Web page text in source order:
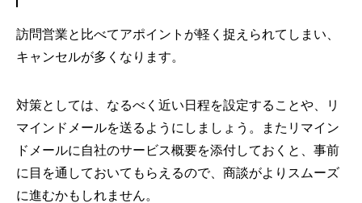
訪問営業と比べてアポイントが軽く捉えられてしまい、
キャンセルが多くなります。
対策としては、なるべく近い日程を設定することや、リ
マインドメールを送るようにしましょう。またリマイン
ドメールに自社のサービス概要を添付しておくと、事前
に目を通しておいてもらえるので、商談がよりスムーズ
に進むかもしれません。